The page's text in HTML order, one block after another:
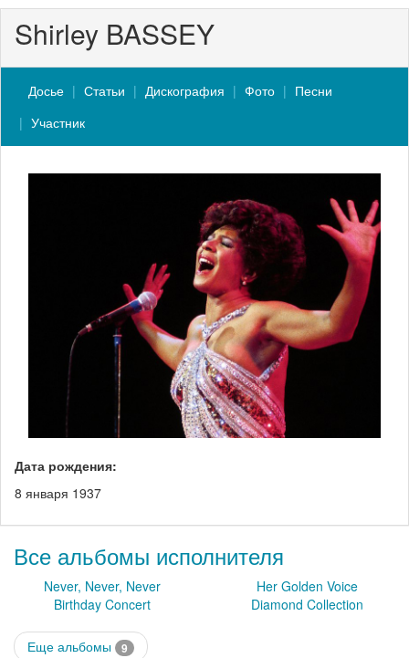
Shirley BASSEY
Досье Статьи Дискография Фото
Песни
Участник
Дата рождения:
8 января 1937
Все альбомы исполнителя
Never, Never, Never
Her Golden Voice
Birthday Concert
Diamond Collection
Еще альбомы 9